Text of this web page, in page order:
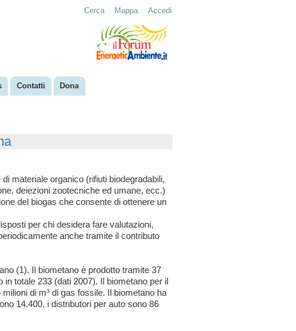
Contatti Dona
Cerca Mappa Accedi
materiale organico (rifiuti biodegradabili,
deiezioni zootecniche ed umane, ecc.)
del biogas che consente di ottenere un
per chi desidera fare valutazioni,
anche tramite il contributo
(1). Il biometano è prodotto tramite 37
totale 233 (dati 2007). Il biometano per il
di m³ di gas fossile. Il biometano ha
14.400, i distributori per auto sono 86